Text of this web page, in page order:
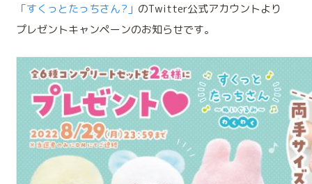
「すくっとたっちさん?」 のTwitter公式アカウントより
プレゼントキャンペーンのお知らせです。